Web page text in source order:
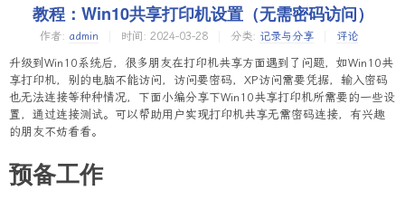
教程：Win10共享打印机设置（无需密码访问）
作者: admin 时间: 2024-03-28 分类: 记录与分享 评论
升级到Win10系统后，很多朋友在打印机共享方面遇到了问题，如Win10共
享打印机，别的电脑不能访问，访问要密码，XP访问需要凭据，输入密码
也无法连接等种种情况，下面小编分享下Win10共享打印机所需要的一些设
置，通过连接测试。可以帮助用户实现打印机共享无需密码连接，有兴趣
的朋友不妨看看。
预备工作